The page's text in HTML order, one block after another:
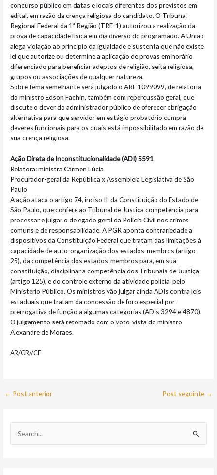
concurso público em datas e locais diferentes dos previstos em
edital, em razão da crença religiosa do candidato. O Tribunal
Regional Federal da 1ª Região (TRF-1) autorizou a realização da
prova de capacidade física em dia diverso do programado. A União
alega violação ao princípio da igualdade e sustenta que não existe
lei que autorize ou determine a aplicação de provas em horário
diferenciado para beneficiar adeptos de religião, seita religiosa,
grupos ou associações de qualquer natureza.
Sobre tema semelhante será julgado o ARE 1099099, de relatoria
do ministro Edson Fachin, também com repercussão geral, que
discute o dever do administrador público de oferecer obrigação
alternativa para que servidor em estágio probatório cumpra
deveres funcionais para os quais está impossibilitado em razão de
sua crença religiosa.
Ação Direta de Inconstitucionalidade (ADI) 5591
Relatora: ministra Cármen Lúcia
Procurador-geral da República x Assembleia Legislativa de São
Paulo
A ação ataca o artigo 74, inciso II, da Constituição do Estado de
São Paulo, que confere ao Tribunal de Justiça competência para
processar e julgar o delegado geral da Polícia Civil nos crimes
comuns e de responsabilidade. A PGR aponta contrariedade a
dispositivos da Constituição Federal que tratam das limitações à
capacidade de auto-organização dos estados-membros (artigo
25), da competência dos estados-membros para, em sua
constituição, disciplinar a competência dos Tribunais de Justiça
(artigo 125), e do controle externo da atividade policial pelo
Ministério Público. Os ministros vão julgar ainda ADIs contra leis
estaduais que tratam da concessão de foro especial por
prerrogativa de função a algumas categorias (ADIs 3294 e 4870).
O julgamento será retomado com o voto-vista do ministro
Alexandre de Moraes.
AR/CR//CF
← Post anterior Post seguinte →